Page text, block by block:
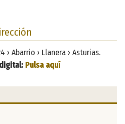
› Abarrio › Llanera › Asturias.
Pulsa aquí